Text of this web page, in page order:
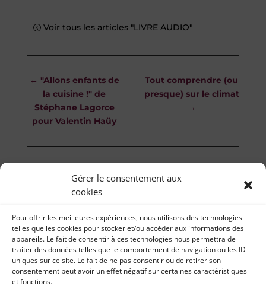
Gérer le consentement aux
cookies
Pour offrir les meilleures expériences, nous utilisons des technologies
telles que les cookies pour stocker et/ou accéder aux informations des
appareils. Le fait de consentir à ces technologies nous permettra de
traiter des données telles que le comportement de navigation ou les ID
uniques sur ce site. Le fait de ne pas consentir ou de retirer son
consentement peut avoir un effet négatif sur certaines caractéristiques
et fonctions.
Voir tous les articles "LIVRE AUDIO"
← "Allons enfants de
la cuisine !" de
Stéphane Lagorce
pour Valentin Haüy
Tout comprendre (ou
presque) sur le climat
→